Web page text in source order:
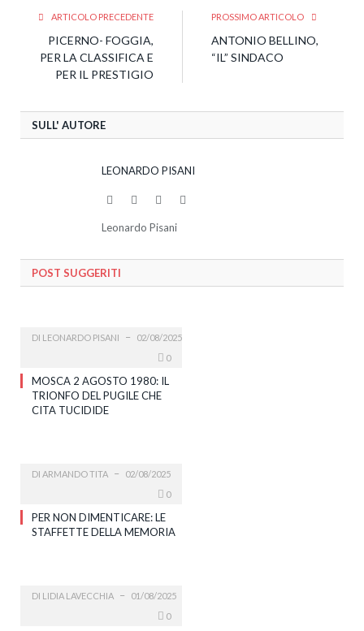
ARTICOLO PRECEDENTE
PICERNO- FOGGIA,
PER LA CLASSIFICA E
PER IL PRESTIGIO
PROSSIMO ARTICOLO
ANTONIO BELLINO,
“IL” SINDACO
SULL' AUTORE
LEONARDO PISANI
WebsiteFacebookTwitter
Leonardo Pisani
POST SUGGERITI
DI LEONARDO PISANI
02/08/2025
0
MOSCA 2 AGOSTO 1980: IL
TRIONFO DEL PUGILE CHE
CITA TUCIDIDE
DI ARMANDO TITA
02/08/2025
0
PER NON DIMENTICARE: LE
STAFFETTE DELLA MEMORIA
DI LIDIA LAVECCHIA
01/08/2025
0